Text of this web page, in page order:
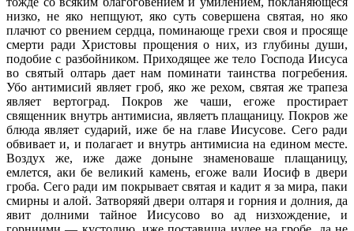
низко, не яко непщуют, яко суть совершена святая, но яко
плачют со рвением сердца, поминающе грехи своя и просяще
смерти ради Христовы прощения о них, из глубины души,
подобие с разбойником. Приходящее же тело Господа Иисуса
во святый олтарь дает нам поминати таинства погребения.
Убо антимисий являет гроб, яко же рехом, святая же трапеза
являет вертоград. Покров же чаши, егоже простирает
священник внутрь антимисиа, являетъ плащаницу. Покров же
блюда являет сударий, иже бе на главе Иисусове. Сего ради
обвивает и, и полагает и внутрь антимисиа на едином месте.
Воздух же, иже даже доныне знаменоваше плащаницу,
емлется, аки бе великий камень, егоже вали Иосиф в двери
гроба. Сего ради им покрывает святая и кадит я за мира, паки
смирны и алой. Затворяяй двери олтаря и горния и долния, да
явит долними тайное Иисусово во ад низхождение, и